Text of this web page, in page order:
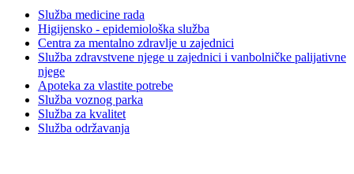
Služba medicine rada
Higijensko - epidemiološka služba
Centra za mentalno zdravlje u zajednici
Služba zdravstvene njege u zajednici i vanbolničke palijativne
njege
Apoteka za vlastite potrebe
Služba voznog parka
Služba za kvalitet
Služba održavanja